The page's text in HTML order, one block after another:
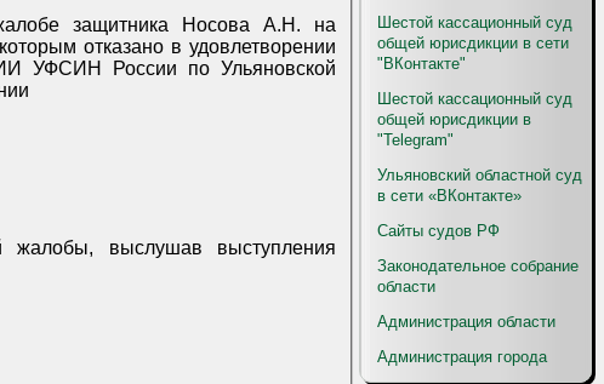
защитника Носова А.Н. на
отказано в удовлетворении
УФСИН России по Ульяновской
жалобы, выслушав выступления
Шестой кассационный суд
общей юрисдикции в сети
"ВКонтакте"
Шестой кассационный суд
общей юрисдикции в
"Telegram"
Ульяновский областной суд
в сети «ВКонтакте»
Сайты судов РФ
Законодательное собрание
области
Администрация области
Администрация города